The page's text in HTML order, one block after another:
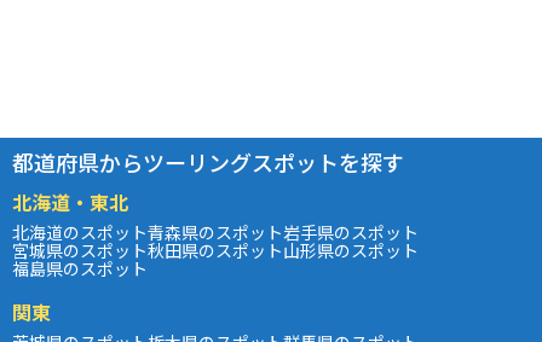
都道府県からツーリングスポットを探す
北海道・東北
北海道のスポット青森県のスポット岩手県のスポット
宮城県のスポット秋田県のスポット山形県のスポット
福島県のスポット
関東